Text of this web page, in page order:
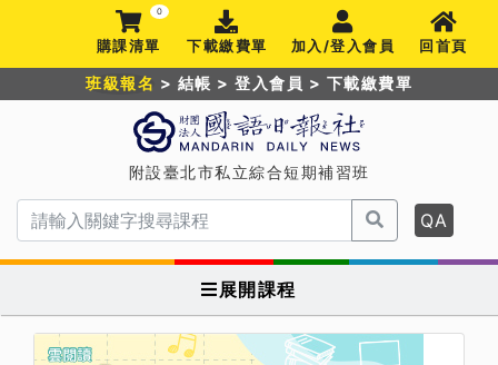
0
購課清單 下載繳費單 加入/登入會員 回首頁
附設臺北市私立綜合短期補習班
QA
展開課程
班級報名 > 結帳 > 登入會員 > 下載繳費單